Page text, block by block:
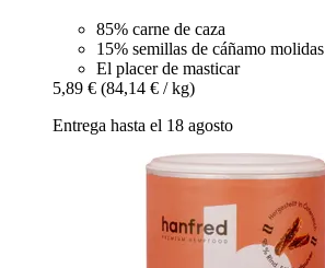
85% carne de caza
15% semillas de cáñamo molidas
El placer de masticar
5,89 € (84,14 € / kg)
Entrega hasta el 18 agosto